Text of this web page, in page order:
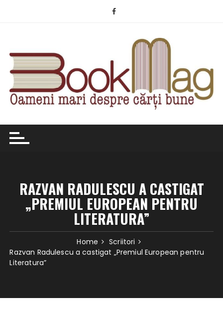
RAZVAN RADULESCU A CASTIGAT
„PREMIUL EUROPEAN PENTRU
LITERATURA”
Home
Scriitori
Razvan Radulescu a castigat „Premiul European pentru
Literatura”